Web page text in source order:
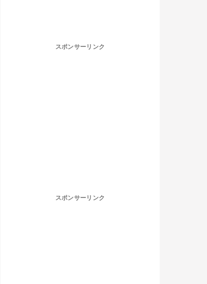
スポンサーリンク
スポンサーリンク